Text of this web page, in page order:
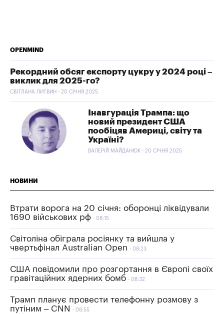
OPENMIND
Рекордний обсяг експорту цукру у 2024 році –
виклик для 2025-го?
СВІТЛАНА ЛИТВИН - 20 СІЧНЯ 2025
Інавгурація Трампа: що
новий президент США
пообіцяв Америці, світу та
Україні?
ВАЛЕРІЙ МАЙДАНЮК - 20 СІЧНЯ 2025
НОВИНИ
Втрати ворога на 20 січня: оборонці ліквідували
1690 військових рф
08:15
Світоліна обіграла росіянку та вийшла у
чвертьфінал Australian Open
08:23
США повідомили про розгортання в Європі своїх
гравітаційних ядерних бомб
08:32
Трамп планує провести телефонну розмову з
путіним – CNN
08:55